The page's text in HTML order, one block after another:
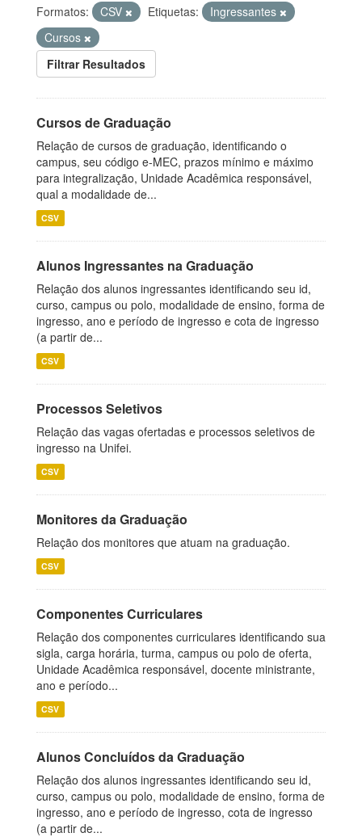
Formatos:
CSV Etiquetas:
Ingressantes
Cursos
Filtrar Resultados
Cursos de Graduação
Relação de cursos de graduação, identificando o
campus, seu código e-MEC, prazos mínimo e máximo
para integralização, Unidade Acadêmica responsável,
qual a modalidade de...
CSV
Alunos Ingressantes na Graduação
Relação dos alunos ingressantes identificando seu id,
curso, campus ou polo, modalidade de ensino, forma de
ingresso, ano e período de ingresso e cota de ingresso
(a partir de...
CSV
Processos Seletivos
Relação das vagas ofertadas e processos seletivos de
ingresso na Unifei.
CSV
Monitores da Graduação
Relação dos monitores que atuam na graduação.
CSV
Componentes Curriculares
Relação dos componentes curriculares identificando sua
sigla, carga horária, turma, campus ou polo de oferta,
Unidade Acadêmica responsável, docente ministrante,
ano e período...
CSV
Alunos Concluídos da Graduação
Relação dos alunos ingressantes identificando seu id,
curso, campus ou polo, modalidade de ensino, forma de
ingresso, ano e período de ingresso, cota de ingresso
(a partir de...